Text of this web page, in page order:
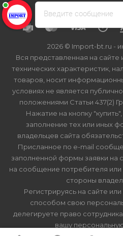
2026 © Import-bt.ru -
Вся представленная на
технических характеристик,
товаров, носит
условиях не является
положениями Статьи 437(2)
Нажатие на кнопку
заполнение тех или иных
владельцев сайта
Присланное по e-mail
заполненной формы заявки на
на сообщение потребителя
стороны
Регистрируясь на сайте
способом свою
делегируете право
вашу
Введите сообщение